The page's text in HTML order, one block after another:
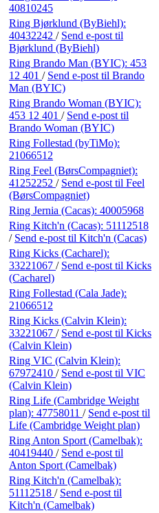
40810245
Ring Bjørklund (ByBiehl):
40432242 / Send e-post til
Bjørklund (ByBiehl)
Ring Brando Man (BYIC): 453
12 401 / Send e-post til Brando
Man (BYIC)
Ring Brando Woman (BYIC):
453 12 401 / Send e-post til
Brando Woman (BYIC)
Ring Follestad (byTiMo):
21066512
Ring Feel (BørsCompagniet):
41252252 / Send e-post til Feel
(BørsCompagniet)
Ring Jernia (Cacas): 40005968
Ring Kitch'n (Cacas): 51112518
/ Send e-post til Kitch'n (Cacas)
Ring Kicks (Cacharel):
33221067 / Send e-post til Kicks
(Cacharel)
Ring Follestad (Cala Jade):
21066512
Ring Kicks (Calvin Klein):
33221067 / Send e-post til Kicks
(Calvin Klein)
Ring VIC (Calvin Klein):
67972410 / Send e-post til VIC
(Calvin Klein)
Ring Life (Cambridge Weight
plan): 47758011 / Send e-post til
Life (Cambridge Weight plan)
Ring Anton Sport (Camelbak):
40419440 / Send e-post til
Anton Sport (Camelbak)
Ring Kitch'n (Camelbak):
51112518 / Send e-post til
Kitch'n (Camelbak)